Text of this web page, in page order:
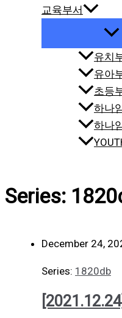
교육부서
유치
유아
초등
하나
하나
Series:
December 24,
Series: 1820db